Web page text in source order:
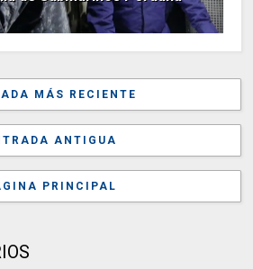
MÁS RECIENTE
ANTIGUA
PRINCIPAL